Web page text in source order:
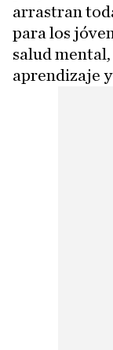
arrastran
para los
salud
aprendizaje